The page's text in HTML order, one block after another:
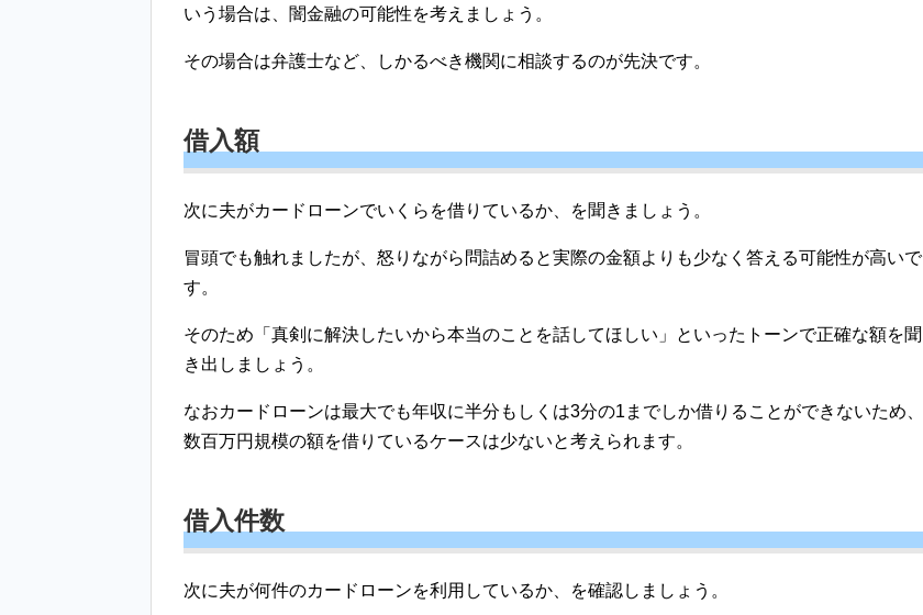
いう場合は、闇金融の可能性を考えましょう。
その場合は弁護士など、しかるべき機関に相談するのが先決です。
借入額
次に夫がカードローンでいくらを借りているか、を聞きましょう。
冒頭でも触れましたが、怒りながら問詰めると実際の金額よりも少なく答える可能性が高いで
す。
そのため「真剣に解決したいから本当のことを話してほしい」といったトーンで正確な額を聞
き出しましょう。
なおカードローンは最大でも年収に半分もしくは3分の1までしか借りることができないため、
数百万円規模の額を借りているケースは少ないと考えられます。
借入件数
次に夫が何件のカードローンを利用しているか、を確認しましょう。